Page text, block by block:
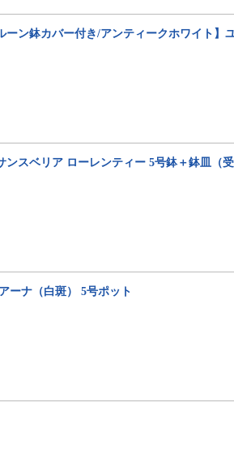
ーン鉢カバー付き/アンティークホワイト】
ンスベリア ローレンティー 5号鉢＋鉢皿（
ーナ（白斑） 5号ポット